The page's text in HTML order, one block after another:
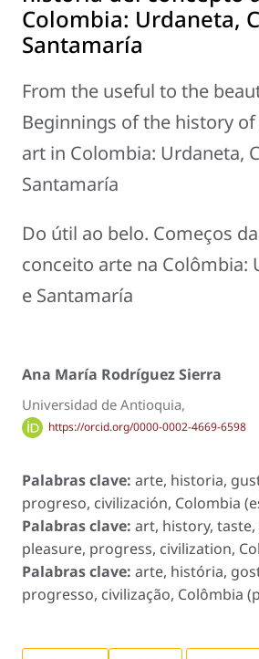
Colombia: Urdaneta,
Santamaría
From the useful to the
Beginnings of the history
art in Colombia: Urdaneta,
Santamaría
Do útil ao belo. Começos
conceito arte na Colômbia:
e Santamaría
Ana María Rodríguez Sierra
Universidad de Antioquia,
https://orcid.org/0000-0002-4669-6598
Palabras clave: arte, historia,
progreso, civilización, Colombia
Palabras clave: art, history,
pleasure, progress, civilization,
Palabras clave: arte, história,
progresso, civilização, Colômbia